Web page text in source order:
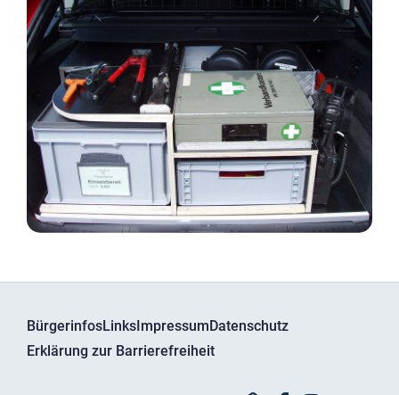
BürgerinfosLinks Impressum Datenschutz
Erklärung zur Barrierefreiheit